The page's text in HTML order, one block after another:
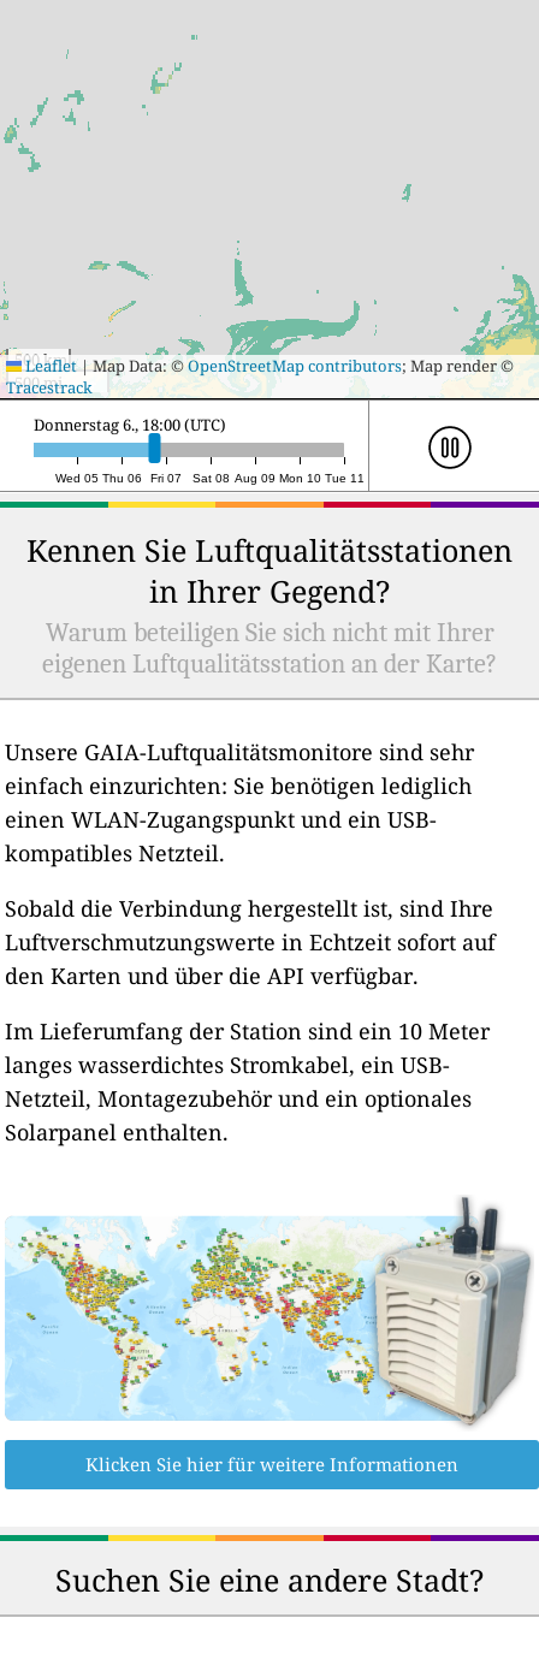
500 km
500 mi
Leaflet |Map Data: ©OpenStreetMap contributors; Map render ©
Tracestrack
Wed 05 Thu 06 Fri 07 Sat 08 Aug 09 Mon 10 Tue 11
Freitag 7., 11:00 (UTC)
Kennen Sie Luftqualitätsstationen
in Ihrer Gegend?
Warum beteiligen Sie sich nicht mit Ihrer
eigenen Luftqualitätsstation an der Karte?
Unsere GAIA-Luftqualitätsmonitore sind sehr
einfach einzurichten: Sie benötigen lediglich
einen WLAN-Zugangspunkt und ein USB-
kompatibles Netzteil.
Sobald die Verbindung hergestellt ist, sind Ihre
Luftverschmutzungswerte in Echtzeit sofort auf
den Karten und über die API verfügbar.
Im Lieferumfang der Station sind ein 10 Meter
langes wasserdichtes Stromkabel, ein USB-
Netzteil, Montagezubehör und ein optionales
Solarpanel enthalten.
Klicken Sie hier für weitere Informationen
Suchen Sie eine andere Stadt?